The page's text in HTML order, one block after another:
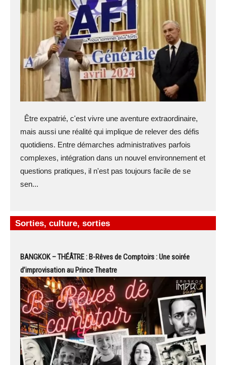
Être expatrié, c'est vivre une aventure extraordinaire,
mais aussi une réalité qui implique de relever des défis
quotidiens. Entre démarches administratives parfois
complexes, intégration dans un nouvel environnement et
questions pratiques, il n'est pas toujours facile de se
sen...
Sorties, culture, sorties
BANGKOK – THÉÂTRE : B-Rêves de Comptoirs : Une soirée
d’improvisation au Prince Theatre